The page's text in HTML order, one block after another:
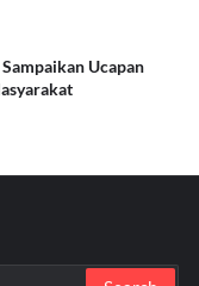
Ucapan